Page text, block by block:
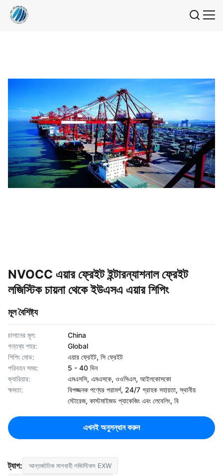
NVOCC এয়ার ফ্রেইট ইন্টারন্যাশনাল ফ্রেইট
লজিস্টিক চায়না থেকে ইউএসএ এয়ার শিপিং
মূল বৈশিষ্ট্য
চালানের মূল:
China
গন্তব্য শহর:
Global
শিপিং মোড:
এয়ার ফ্রেইট, সি ফ্রেইট
পরিবহন সময়:
5 - 40 দিন
ক্যারিয়ার:
এমএসসি, এমএসকে, ওওসিএল, আইলকোসকো
ক্ষমতা:
বিপজ্জনক পণ্যের পরামর্শ, 24/7 গ্রাহক সহায়তা, স্থানীয়
স্টোরেজ, কাস্টমাইজড প্যাকেজিং এবং লেবেলিং, বি
এখনই অনুসন্ধান করুন
ট্যাগ: আন্তর্জাতিক মালবাহী লজিস্টিকস EXW